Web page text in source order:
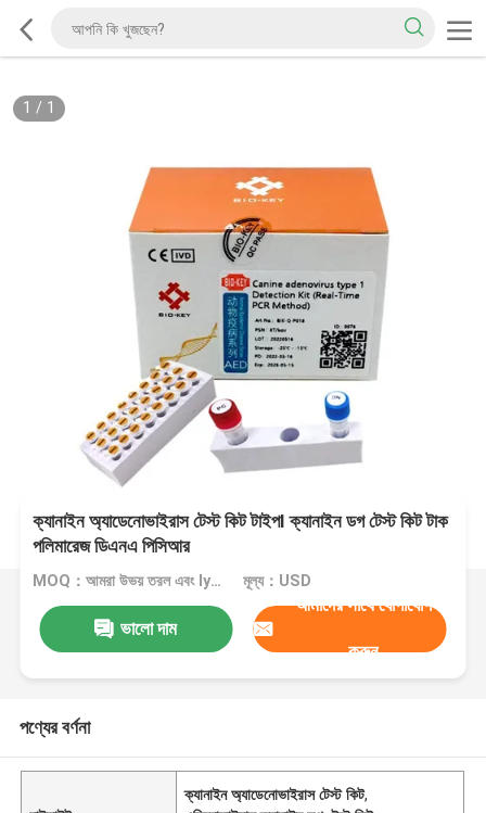
1 / 1
ক্যানাইন অ্যাডেনোভাইরাস টেস্ট কিট টাইপⅠ ক্যানাইন ডগ টেস্ট কিট টাক
পলিমারেজ ডিএনএ পিসিআর
MOQ：আমরা উভয় তরল এবং lyophilized কিট উত্পাদন মূল্য：USD
ভালো দাম
আমাদের সাথে যোগাযোগ
করুন
পণ্যের বর্ণনা
ক্যানাইন অ্যাডেনোভাইরাস টেস্ট কিট,